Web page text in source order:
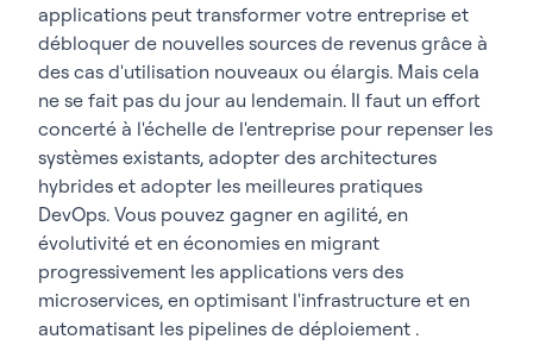
applications peut transformer votre entreprise et
débloquer de nouvelles sources de revenus grâce à
des cas d'utilisation nouveaux ou élargis. Mais cela
ne se fait pas du jour au lendemain. Il faut un effort
concerté à l'échelle de l'entreprise pour repenser les
systèmes existants, adopter des architectures
hybrides et adopter les meilleures pratiques
DevOps. Vous pouvez gagner en agilité, en
évolutivité et en économies en migrant
progressivement les applications vers des
microservices, en optimisant l'infrastructure et en
automatisant les pipelines de déploiement .